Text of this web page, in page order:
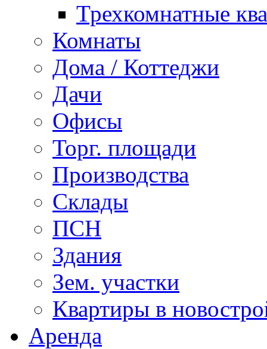
Трехкомнатные
Комнаты
Дома / Коттеджи
Дачи
Офисы
Торг. площади
Производства
Склады
ПСН
Здания
Зем. участки
Квартиры в
Аренда